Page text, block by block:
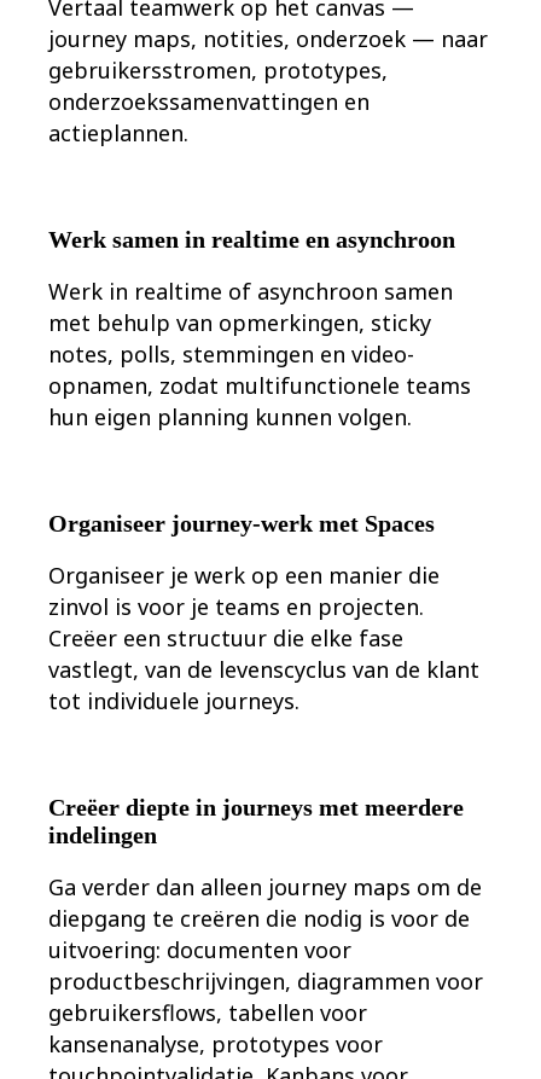
Vertaal teamwerk op het canvas —
journey maps, notities, onderzoek — naar
gebruikersstromen, prototypes,
onderzoekssamenvattingen en
actieplannen.
Werk samen in realtime en asynchroon
Werk in realtime of asynchroon samen
met behulp van opmerkingen, sticky
notes, polls, stemmingen en video-
opnamen, zodat multifunctionele teams
hun eigen planning kunnen volgen.
Organiseer journey-werk met Spaces
Organiseer je werk op een manier die
zinvol is voor je teams en projecten.
Creëer een structuur die elke fase
vastlegt, van de levenscyclus van de klant
tot individuele journeys.
Creëer diepte in journeys met meerdere
indelingen
Ga verder dan alleen journey maps om de
diepgang te creëren die nodig is voor de
uitvoering: documenten voor
productbeschrijvingen, diagrammen voor
gebruikersflows, tabellen voor
kansenanalyse, prototypes voor